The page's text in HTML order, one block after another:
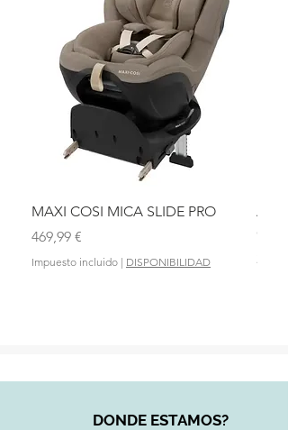
MAXI COSI MICA SLIDE PRO
Precio
469,99 €
Impuesto incluido | DISPONIBILIDAD
DONDE ESTAMOS?